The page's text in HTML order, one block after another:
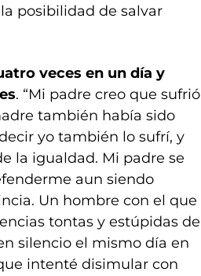
posibilidad de salvar
veces en un día y
. “Mi padre creo que sufrió
también había sido
yo también lo sufrí, y
la igualdad. Mi padre se
aun siendo
Un hombre con el que
tontas y estúpidas de
silencio el mismo día en
intenté disimular con